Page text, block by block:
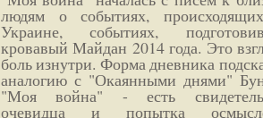
людям о событиях,
Украине, событиях,
кровавый Майдан 2014 года. Это
боль изнутри. Форма дневника
аналогию с "Окаянными днями"
"Моя война" - есть
очевидца и попытка